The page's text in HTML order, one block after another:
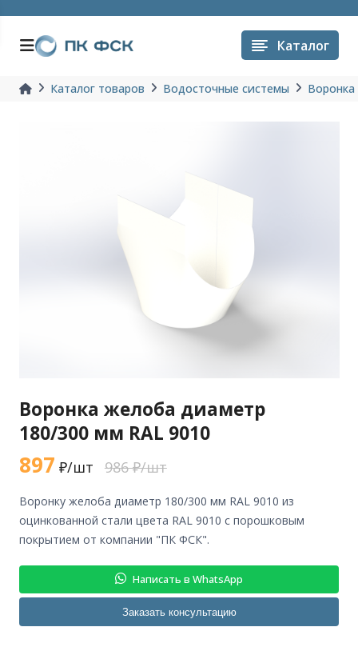
Каталог
Каталог товаров Водосточные системы
Воронка желоба диаметр
180/300 мм RAL 9010
897 ₽/шт 986 ₽/шт
воронку желоба диаметр 180/300 мм RAL 9010 из
оцинкованной стали цвета RAL 9010 с порошковым
покрытием от компании "ПК ФСК".
Написать в WhatsApp
Заказать консультацию